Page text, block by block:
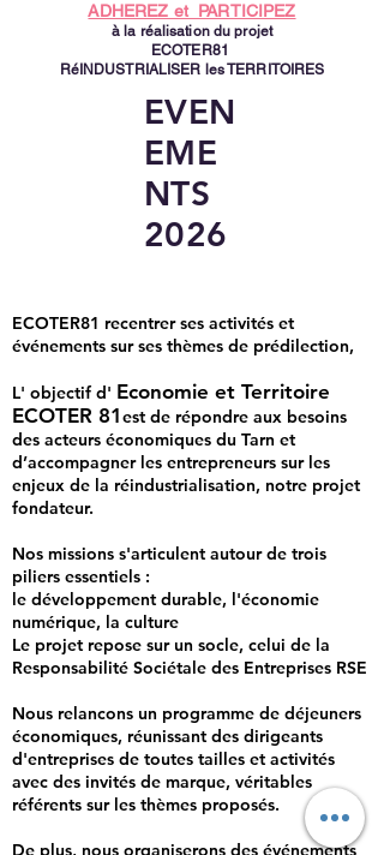
ADHEREZ et PARTICIPEZ
à la réalisation du projet
ECOTER81
RéINDUSTRIALISER les TERRITOIRES
EVEN
EME
NTS
2026
ECOTER81 recentrer ses activités et
événements sur ses thèmes de prédilection,
L' objectif d' Economie et Territoire
ECOTER 81est de répondre aux besoins
des acteurs économiques du Tarn et
d’accompagner les entrepreneurs sur les
enjeux de la réindustrialisation, notre projet
fondateur.
Nos missions s'articulent autour de trois
piliers essentiels :
le développement durable, l'économie
numérique, la culture
Le projet repose sur un socle, celui de la
Responsabilité Sociétale des Entreprises RSE
Nous relancons un programme de déjeuners
économiques, réunissant des dirigeants
d'entreprises de toutes tailles et activités
avec des invités de marque, véritables
référents sur les thèmes proposés.
De plus, nous organiserons des événements